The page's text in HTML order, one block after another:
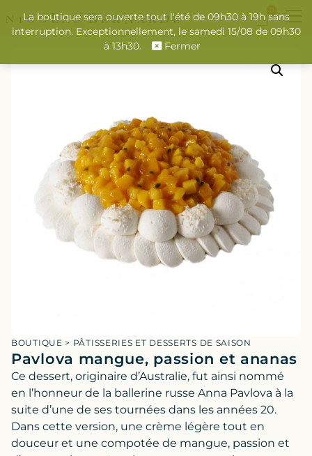
BOUTIQUE > PÂTISSERIES ET DESSERTS DE SAISON
Pavlova mangue, passion et ananas
Ce dessert, originaire d’Australie, fut ainsi nommé
en l’honneur de la ballerine russe Anna Pavlova à la
suite d’une de ses tournées dans les années 20.
Dans cette version, une crème légère tout en
douceur et une compotée de mangue, passion et
La boutique sera ouverte tout l'été de 09h30 à 19h sans
interruption. Exceptionnellement, le samedi 15/08 de 09h30
à 13h30.
Fermer